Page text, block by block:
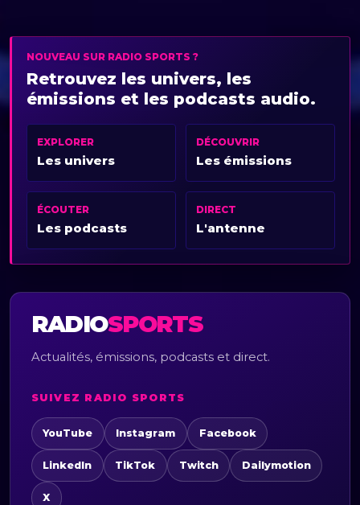
NOUVEAU SUR RADIO SPORTS ?
Retrouvez les univers, les
émissions et les podcasts audio.
EXPLORER
Les univers
DÉCOUVRIR
Les émissions
ÉCOUTER
Les podcasts
DIRECT
L'antenne
RADIOSPORTS
Actualités, émissions, podcasts et direct.
SUIVEZ RADIO SPORTS
YouTube Instagram Facebook
LinkedIn TikTok Twitch Dailymotion
X